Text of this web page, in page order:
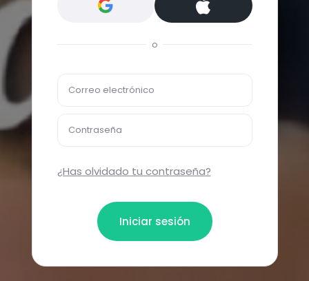
o
Correo electrónico
Contraseña
¿Has olvidado tu contraseña?
Iniciar sesión